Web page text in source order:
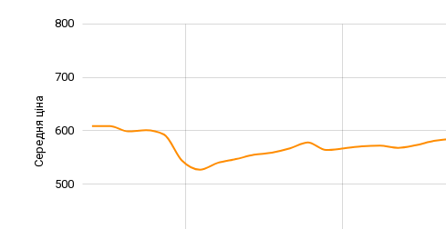
Середня ціна 400
500
600
700
800